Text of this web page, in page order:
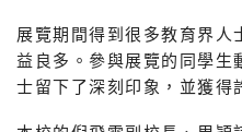
展覽期間得到很多教育界人
益良多。參與展覽的同學生
士留下了深刻印象，並獲得